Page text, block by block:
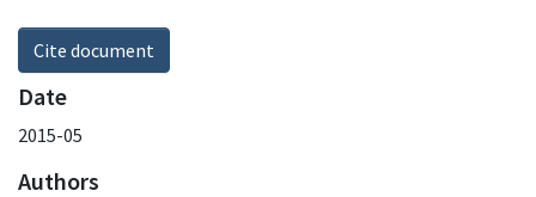
Cite document
Date
2015-05
Authors